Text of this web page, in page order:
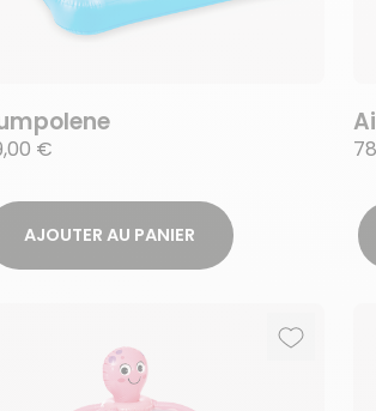
€
AJOUTER AU PANIER
favoris
des favoris Ajouter